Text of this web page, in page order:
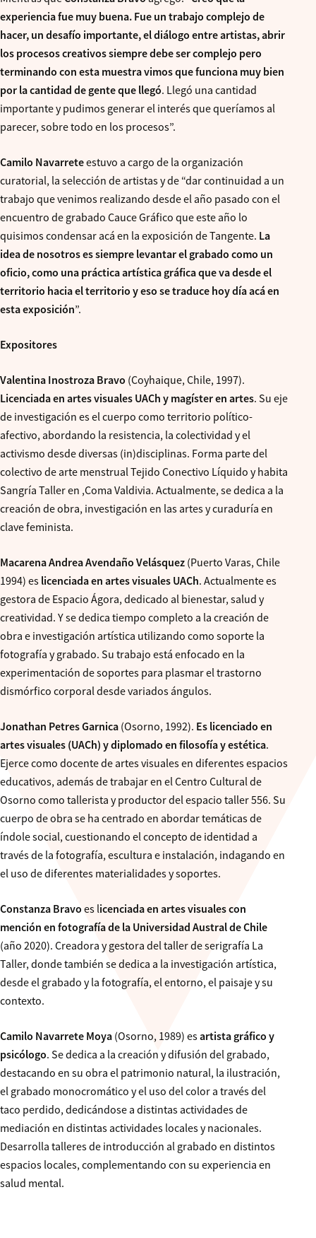
experiencia fue muy buena. Fue un trabajo complejo de
hacer, un desafío importante, el diálogo entre artistas, abrir
los procesos creativos siempre debe ser complejo pero
terminando con esta muestra vimos que funciona muy bien
por la cantidad de gente que llegó. Llegó una cantidad
importante y pudimos generar el interés que queríamos al
parecer, sobre todo en los procesos”.
Camilo Navarreteestuvo a cargo de la organización
curatorial, la selección de artistas y de “dar continuidad a un
trabajo que venimos realizando desde el año pasado con el
encuentro de grabado Cauce Gráfico que este año lo
quisimos condensar acá en la exposición de Tangente. La
idea de nosotros es siempre levantar el grabado como un
oficio, como una práctica artística gráfica que va desde el
territorio hacia el territorio y eso se traduce hoy día acá en
esta exposición”.
Expositores
Valentina Inostroza Bravo (Coyhaique, Chile, 1997).
Licenciada en artes visuales UACh y magíster en artes. Su eje
de investigación es el cuerpo como territorio político-
afectivo, abordando la resistencia, la colectividad y el
activismo desde diversas (in)disciplinas. Forma parte del
colectivo de arte menstrual Tejido Conectivo Líquido y habita
Sangría Taller en ,Coma Valdivia. Actualmente, se dedica a la
creación de obra, investigación en las artes y curaduría en
clave feminista.
Macarena Andrea Avendaño Velásquez (Puerto Varas, Chile
1994) es licenciada en artes visuales UACh. Actualmente es
gestora de Espacio Ágora, dedicado al bienestar, salud y
creatividad. Y se dedica tiempo completo a la creación de
obra e investigación artística utilizando como soporte la
fotografía y grabado. Su trabajo está enfocado en la
experimentación de soportes para plasmar el trastorno
dismórfico corporal desde variados ángulos.
Jonathan Petres Garnica (Osorno, 1992). Es licenciado en
artes visuales (UACh) y diplomado en filosofía y estética.
Ejerce como docente de artes visuales en diferentes espacios
educativos, además de trabajar en el Centro Cultural de
Osorno como tallerista y productor del espacio taller 556. Su
cuerpo de obra se ha centrado en abordar temáticas de
índole social, cuestionando el concepto de identidad a
través de la fotografía, escultura e instalación, indagando en
el uso de diferentes materialidades y soportes.
Constanza Bravo es licenciada en artes visuales con
mención en fotografía de la Universidad Austral de Chile
(año 2020). Creadora y gestora del taller de serigrafía La
Taller, donde también se dedica a la investigación artística,
desde el grabado y la fotografía, el entorno, el paisaje y su
contexto.
Camilo Navarrete Moya (Osorno, 1989) esartista gráfico y
psicólogo. Se dedica a la creación y difusión del grabado,
destacando en su obra el patrimonio natural, la ilustración,
el grabado monocromático y el uso del color a través del
taco perdido, dedicándose a distintas actividades de
mediación en distintas actividades locales y nacionales.
Desarrolla talleres de introducción al grabado en distintos
espacios locales, complementando con su experiencia en
salud mental.